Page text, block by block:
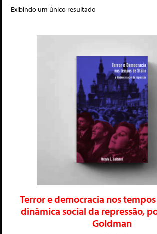
Exibindo um único resultado
Terror e democracia nos
dinâmica social da repressão,
Goldman